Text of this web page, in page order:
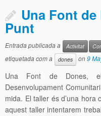
Una Font de
Punt
Entrada publicada a Activitat
etiquetada com a
dones on9
Una Font de Dones,
Desenvolupament
mida. El taller és d’una
aquest taller intentarem